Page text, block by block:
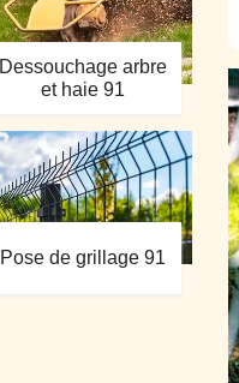
Dessouchage arbre
et haie 91
Pose de grillage 91